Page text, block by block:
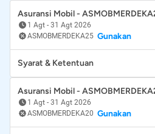
Asuransi Mobil -
1 Agt - 31 Agt 2026
ASMOBMERDEKA25 Gunakan
Syarat & Ketentuan
Asuransi Mobil -
1 Agt - 31 Agt 2026
ASMOBMERDEKA20 Gunakan